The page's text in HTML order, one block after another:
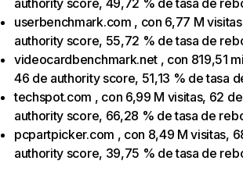
authority score, 49,72 % de tasa de
userbenchmark.com , con 6,77 M
authority score, 55,72 % de tasa de
videocardbenchmark.net , con 819,51
46 de authority score, 51,13 % de tasa
techspot.com , con 6,99 M visitas, 62 de
authority score, 66,28 % de tasa de
pcpartpicker.com , con 8,49 M visitas,
authority score, 39,75 % de tasa de